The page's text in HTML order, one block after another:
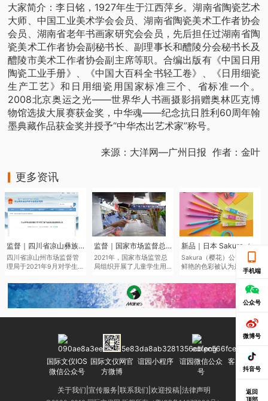
大家简介：李日铭，1927年生于江西萍乡。湖南省陶瓷艺术
大师、中国工业美术学会会员、湖南省陶瓷美术工作者协会
会员、湖南省老年书画家研究会会员，先后担任过湖南省陶
瓷美术工作者协会副秘书长、副理事长和醴陵分会秘书长及
醴陵市美术工作者协会副主席等职。合编出版有《中国日用
陶瓷工业手册》、《中国大百科全书轻工卷》、《日用细瓷
生产工艺》和日用细瓷用国家标准三个、省标准一个。
2008北京奥运之光——世界华人书画摄影捐赠奥林匹克博
物馆选拔大展赛获金奖，中华魂——纪念抗日胜利60周年翰
墨典藏作品获金奖并授予“中华杰出艺术家”称号。
来源：大洋网—广州日报 作者：金叶
更多资讯
监督｜四川省凉山彝族自治州市场监督管理局于近日发布了2021年第二批产品质量监督抽查结果
四川省凉山州市场监督管
理局于2021年9月对学生文
儿童学生用品开展质量监
督抽查545批次。其中，儿
童学生用品监督抽查307批
监督｜国家市场监督总局通报儿童学生用品产品2021年抽查情况
2021年，国家市场监管总
局组织开展了儿童学生用
查，共抽查了2050家企业
生产的2186批次儿童学生
用品，涉及玩具、童车、
头盔等7种产品。其中，学
生文具抽查不合格率
7.0%，主要涉及浙江省、
广东省等产地的生产企
业。
Sakura（樱花）公司鉴于
鲜艳的色彩被认为是2022
年的色彩趋势，该品牌现
在正在扩大其产品范围，
本次“Sakura Color
Products”新系列包括六种
和三种新的橡皮擦，每种
手机端
公众号
微博号
抖音号
返回
顶部
国际文仪IOS
微信公众号
国际文仪网官
方微博
谊园小程序
谊园微信公众
号
客服微信号
关于我们 宣传服务 联系我们 欢迎投稿 法律声明